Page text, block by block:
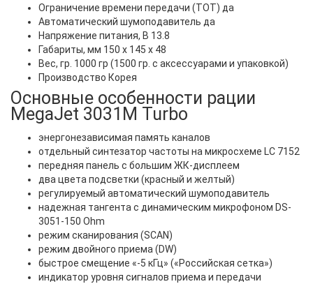
Ограничение времени передачи (ТОТ) да
Автоматический шумоподавитель да
Напряжение питания, В 13.8
Габариты, мм 150 х 145 х 48
Вес, гр. 1000 гр (1500 гр. с аксессуарами и упаковкой)
Производство Корея
Основные особенности рации
MegaJet 3031M Turbo
энергонезависимая память каналов
отдельный синтезатор частоты на микросхеме LC 7152
передняя панель с большим ЖК-дисплеем
два цвета подсветки (красный и желтый)
регулируемый автоматический шумоподавитель
надежная тангента с динамическим микрофоном DS-
3051-150 Ohm
режим сканирования (SCAN)
режим двойного приема (DW)
быстрое смещение «-5 кГц» («Российская сетка»)
индикатор уровня сигналов приема и передачи